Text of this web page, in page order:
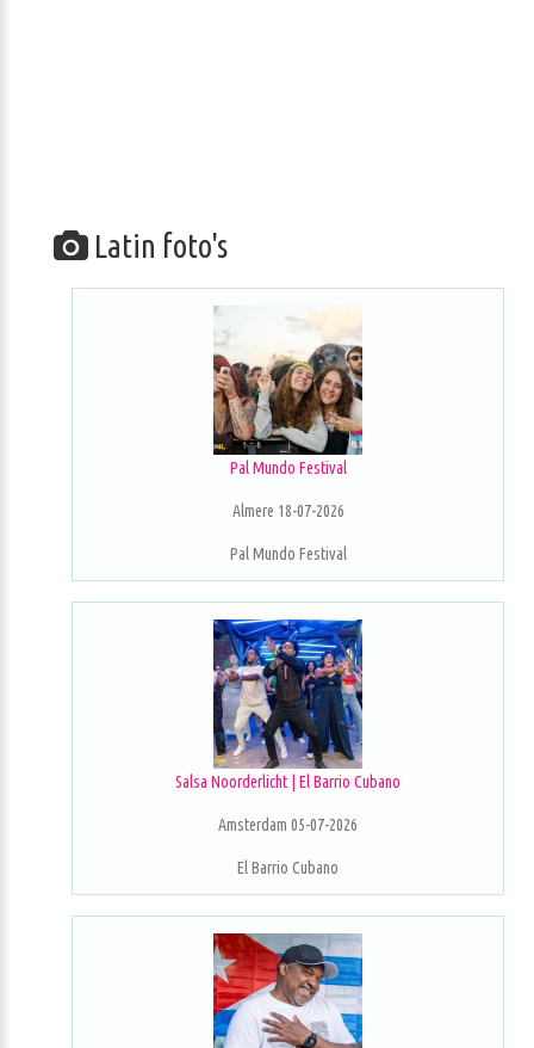
Latin foto's
Pal Mundo Festival
Almere 18-07-2026
Pal Mundo Festival
Salsa Noorderlicht | El Barrio Cubano
Amsterdam 05-07-2026
El Barrio Cubano